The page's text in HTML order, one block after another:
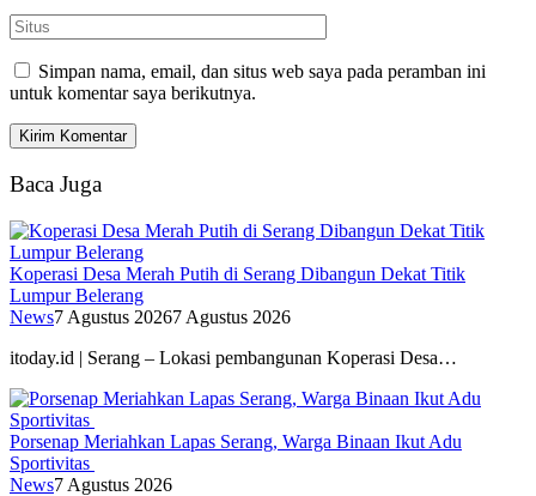
Simpan nama, email, dan situs web saya pada peramban ini
untuk komentar saya berikutnya.
Baca Juga
Koperasi Desa Merah Putih di Serang Dibangun Dekat Titik
Lumpur Belerang
News7 Agustus 20267 Agustus 2026
itoday.id | Serang – Lokasi pembangunan Koperasi Desa…
Porsenap Meriahkan Lapas Serang, Warga Binaan Ikut Adu
Sportivitas
News7 Agustus 2026